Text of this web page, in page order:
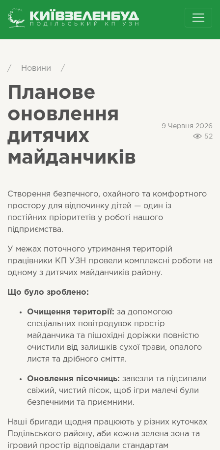
/ Новини /
Планове
оновлення
дитячих
майданчиків
9 Червня 2026
52
Створення безпечного, охайного та комфортного
простору для відпочинку дітей — один із
постійних пріоритетів у роботі нашого
підприємства.
У межах поточного утримання територій
працівники КП УЗН провели комплексні роботи на
одному з дитячих майданчиків району.
Що було зроблено:
Очищення території: за допомогою
спеціальних повітродувок простір
майданчика та пішохідні доріжки повністю
очистили від залишків сухої трави, опалого
листя та дрібного сміття.
Оновлення пісочниць: завезли та підсипали
свіжий, чистий пісок, щоб ігри малечі були
безпечними та приємними.
Наші бригади щодня працюють у різних куточках
Подільського району, аби кожна зелена зона та
ігровий простір відповідали стандартам